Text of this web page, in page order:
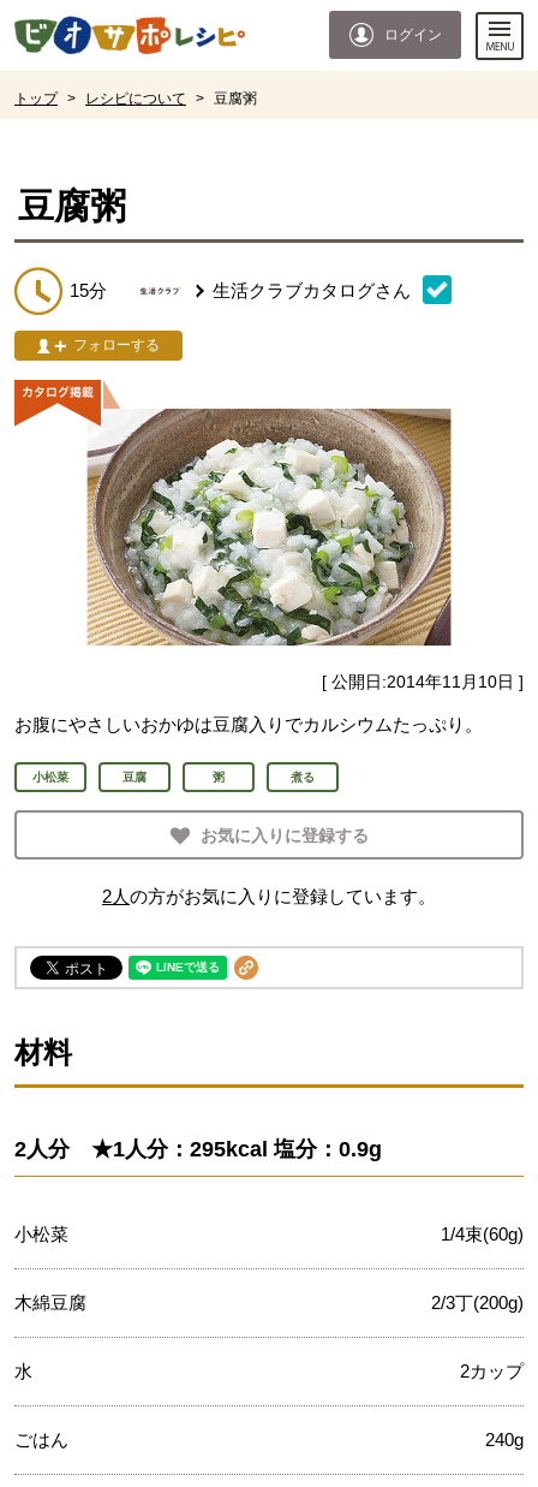
ページの先頭です。
ログイン
トップ > レシピについて > 豆腐粥
豆腐粥
15分 生活クラブカタログさん
フォローする
[ 公開日:2014年11月10日 ]
お腹にやさしいおかゆは豆腐入りでカルシウムたっぷり。
小松菜 豆腐 粥 煮る
お気に入りに登録する
2人の方がお気に入りに登録しています。
材料
2人分 ★1人分：295kcal 塩分：0.9g
小松菜 1/4束(60g)
木綿豆腐 2/3丁(200g)
水 2カップ
ごはん 240g